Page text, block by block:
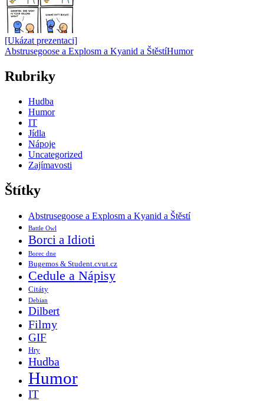
[Ukázat prezentaci]
Abstrusegoose a Explosm a Kyanid a ŠtěstíHumor
Rubriky
Hudba
Humor
IT
Jídla
Nápoje
Uncategorized
Zajímavosti
Štítky
Abstrusegoose a Explosm a Kyanid a Štěstí
Battle Owl
Borci a Idioti
Borec dne
Bugemos & Student.cvut.cz
Cedule a Nápisy
Citáty
Debian
Dilbert
Filmy
GIF
Hry
Hudba
Humor
IT